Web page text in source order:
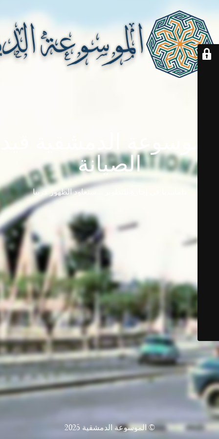
الصيانة
دامابيديا في إجازة للتطوير ... ستعاود الظهور قريباً
© الموسوعة الدمشقية 2025